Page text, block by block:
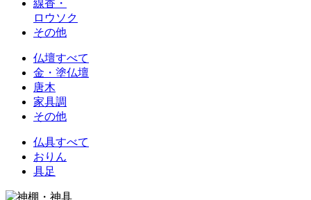
線香・
ロウソク
その他
仏壇すべて
金・塗仏壇
唐木
家具調
その他
仏具すべて
おりん
具足